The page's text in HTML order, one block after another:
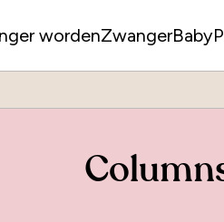
wordenZwangerBaby